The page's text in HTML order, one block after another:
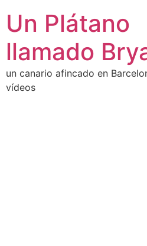
Un Plátano
llamado
un canario afincado en
vídeos